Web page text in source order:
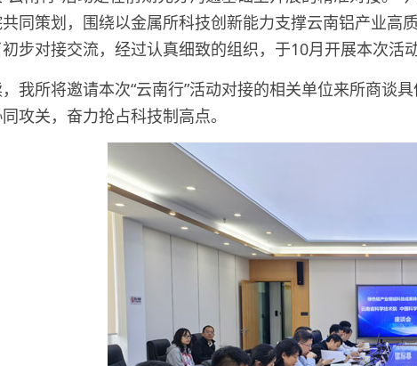
同策划，围绕以金属所科技创新能力支撑云南铝产业
步对接交流，经过认真细致的组织，于10月开展本次活动
我所将邀请本次“云南行”活动对接的相关单位来所商谈
攻关，奋力抢占科技制高点。